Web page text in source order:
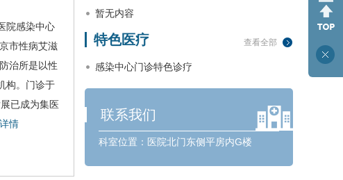
院感染中心
市性病艾滋
防治所是以性
构。门诊于
已成为集医
情
暂无内容
查看全部
特色医疗
感染中心门诊特色诊疗
联系我们
科室位置： 医院北门东侧平房内G楼